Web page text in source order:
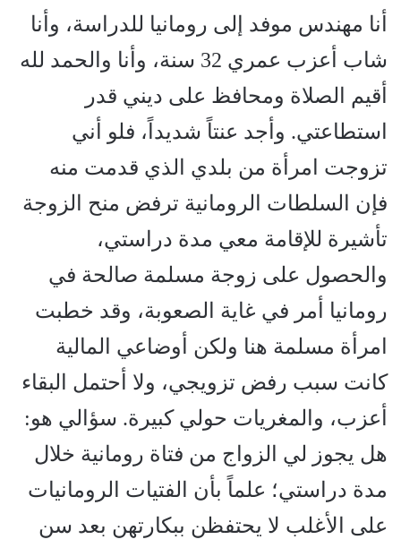
أنا مهندس موفد إلى رومانيا للدراسة، وأنا
شاب أعزب عمري 32 سنة، وأنا والحمد لله
أقيم الصلاة ومحافظ على ديني قدر
استطاعتي. وأجد عنتاً شديداً، فلو أني
تزوجت امرأة من بلدي الذي قدمت منه
فإن السلطات الرومانية ترفض منح الزوجة
تأشيرة للإقامة معي مدة دراستي،
والحصول على زوجة مسلمة صالحة في
رومانيا أمر في غاية الصعوبة، وقد خطبت
امرأة مسلمة هنا ولكن أوضاعي المالية
كانت سبب رفض تزويجي، ولا أحتمل البقاء
أعزب، والمغريات حولي كبيرة. سؤالي هو:
هل يجوز لي الزواج من فتاة رومانية خلال
مدة دراستي؛ علماً بأن الفتيات الرومانيات
على الأغلب لا يحتفظن ببكارتهن بعد سن